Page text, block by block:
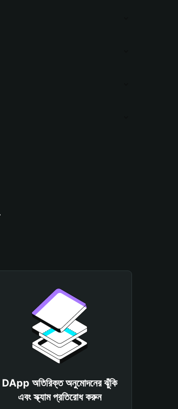
DApp অতিরিক্ত অনুমোদনের ঝুঁকি
এবং স্ক্যাম প্রতিরোধ করুন